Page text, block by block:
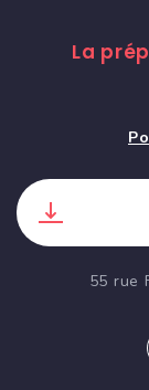
La
55 rue